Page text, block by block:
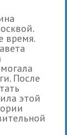
время.
После
этой